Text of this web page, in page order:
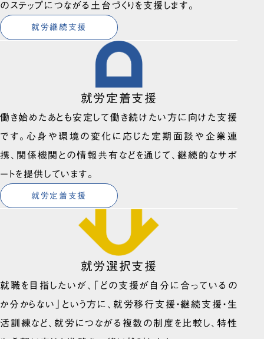
のステップにつながる土台づくりを支援します。
就労継続支援
就労定着支援
働き始めたあとも安定して働き続けたい方に向けた支援
です。心身や環境の変化に応じた定期面談や企業連
携、関係機関との情報共有などを通じて、継続的なサポ
ートを提供しています。
就労定着支援
就労選択支援
就職を目指したいが、「どの支援が自分に合っているの
か分からない」という方に、就労移行支援・継続支援・生
活訓練など、就労につながる複数の制度を比較し、特性